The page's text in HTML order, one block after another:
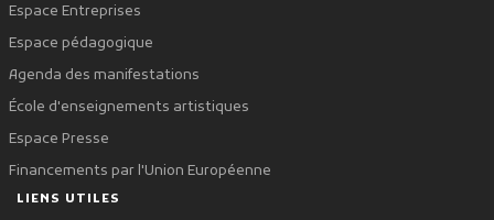
Espace Entreprises
Espace pédagogique
Agenda des manifestations
École d'enseignements artistiques
Espace Presse
Financements par l'Union Européenne
LIENS UTILES